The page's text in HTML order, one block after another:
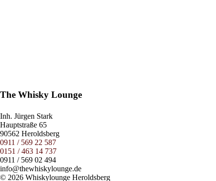
The Whisky Lounge
Inh. Jürgen Stark
Hauptstraße 65
90562 Heroldsberg
0911 / 569 22 587
0151 / 463 14 737
0911 / 569 02 494
info@thewhiskylounge.de
© 2026 Whiskylounge Heroldsberg